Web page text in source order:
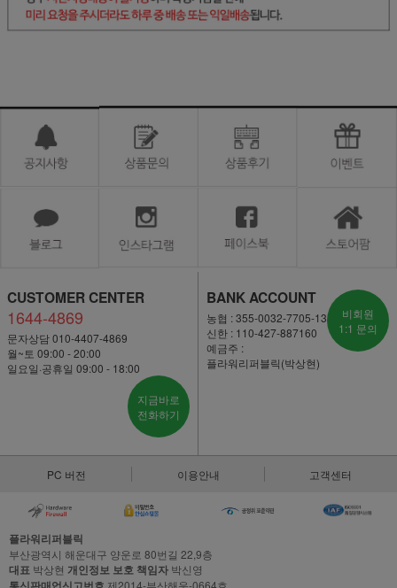
CUSTOMER CENTER
1644-4869
문자상담 010-4407-4869
월~토 09:00 - 20:00
일요일·공휴일 09:00 - 18:00
지금바로
전화하기
BANK ACCOUNT
농협 : 355-0032-7705-13
신한 : 110-427-887160
예금주 :
플라워리퍼블릭(박상현)
비회원
1:1 문의
PC 버전 이용안내 고객센터
플라워리퍼블릭
부산광역시 해운대구 양운로 80번길 22,9층
대표 박상현 개인정보 보호 책임자 박신영
제2014-부산해운-0664호